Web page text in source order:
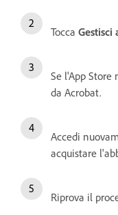
Tocca Gestisci
Se l'App
da Acrobat.
Accedi
acquistare
Riprova il